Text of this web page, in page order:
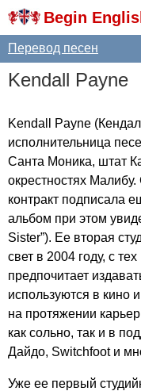
Begin
Перевод песен
Kendall Payne
Kendall Payne
исполнительница
Санта Моника, штат
окрестностях
контракт подписала
альбом при этом
Sister”). Ее вторая
свет в 2004 году, с
предпочитает
используются в кино
на протяжении
как сольно, так и в
Дайдо, Switchfootи
Уже ее первый